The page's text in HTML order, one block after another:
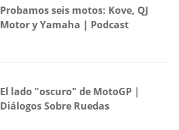
Probamos seis motos: Kove, QJ
Motor y Yamaha | Podcast
El lado "oscuro" de MotoGP |
Diálogos Sobre Ruedas